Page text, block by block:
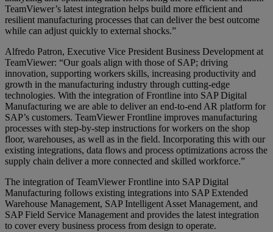
TeamViewer’s latest integration helps build more efficient and
resilient manufacturing processes that can deliver the best outcome
while can adjust quickly to external shocks.”
Alfredo Patron, Executive Vice President Business Development at
TeamViewer: “Our goals align with those of SAP; driving
innovation, supporting workers skills, increasing productivity and
growth in the manufacturing industry through cutting-edge
technologies. With the integration of Frontline into SAP Digital
Manufacturing we are able to deliver an end-to-end AR platform for
SAP’s customers. TeamViewer Frontline improves manufacturing
processes with step-by-step instructions for workers on the shop
floor, warehouses, as well as in the field. Incorporating this with our
existing integrations, data flows and process optimizations across the
supply chain deliver a more connected and skilled workforce.”
The integration of TeamViewer Frontline into SAP Digital
Manufacturing follows existing integrations into SAP Extended
Warehouse Management, SAP Intelligent Asset Management, and
SAP Field Service Management and provides the latest integration
to cover every business process from design to operate.